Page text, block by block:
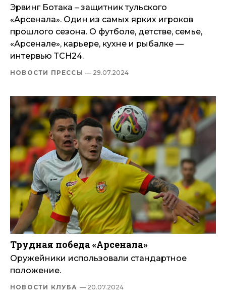
Эрвинг Ботака – защитник тульского
«Арсенала». Один из самых ярких игроков
прошлого сезона. О футболе, детстве, семье,
«Арсенале», карьере, кухне и рыбалке —
интервью ТСН24.
НОВОСТИ ПРЕССЫ — 29.07.2024
Трудная победа «Арсенала»
Оружейники использовали стандартное
положение.
НОВОСТИ КЛУБА — 20.07.2024